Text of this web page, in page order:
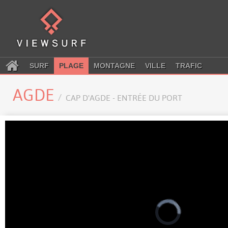
SURF PLAGE MONTAGNE VILLE TRAFIC
AGDE CAP D'AGDE - ENTRÉE DU PORT